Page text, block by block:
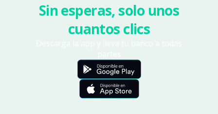
Sin esperas, solo unos
cuantos clics